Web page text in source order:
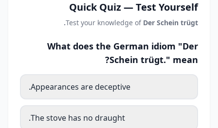
Quick Quiz — Test Yourself
Test your knowledge of Der Schein trügt.
What does the German idiom "Der
Schein trügt." mean?
Appearances are deceptive.
The stove has no draught.